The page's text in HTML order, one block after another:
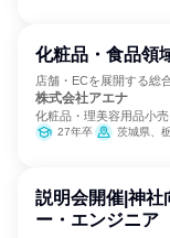
化粧品・食品領
店舗・ECを展開する総
株式会社アエナ
化粧品・理美容用品小
27年卒 茨城県、栃木県、群馬県、埼玉県、千葉県、
説明会開催|神社
ー・エンジニア